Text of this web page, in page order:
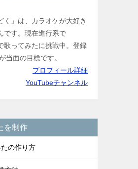
く」は、カラオケが大好き
です。現在進行系で
歌ってみたに挑戦中。登録
当面の目標です。
プロフィール詳細
YouTubeチャンネル
を制作
の作り方